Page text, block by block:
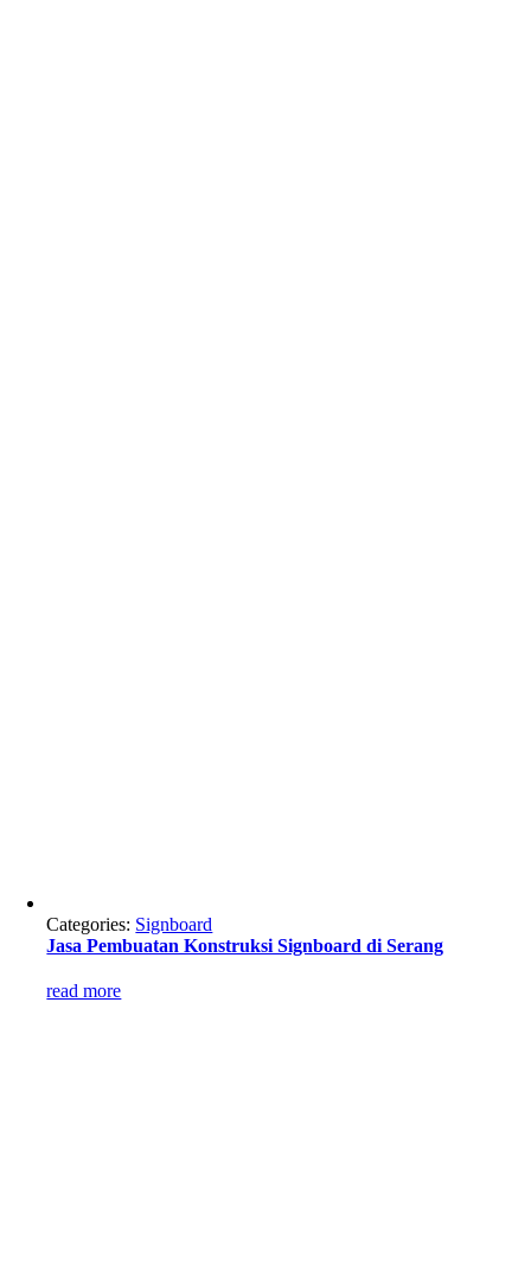
Categories: Signboard
Jasa Pembuatan Konstruksi Signboard di Serang
read more